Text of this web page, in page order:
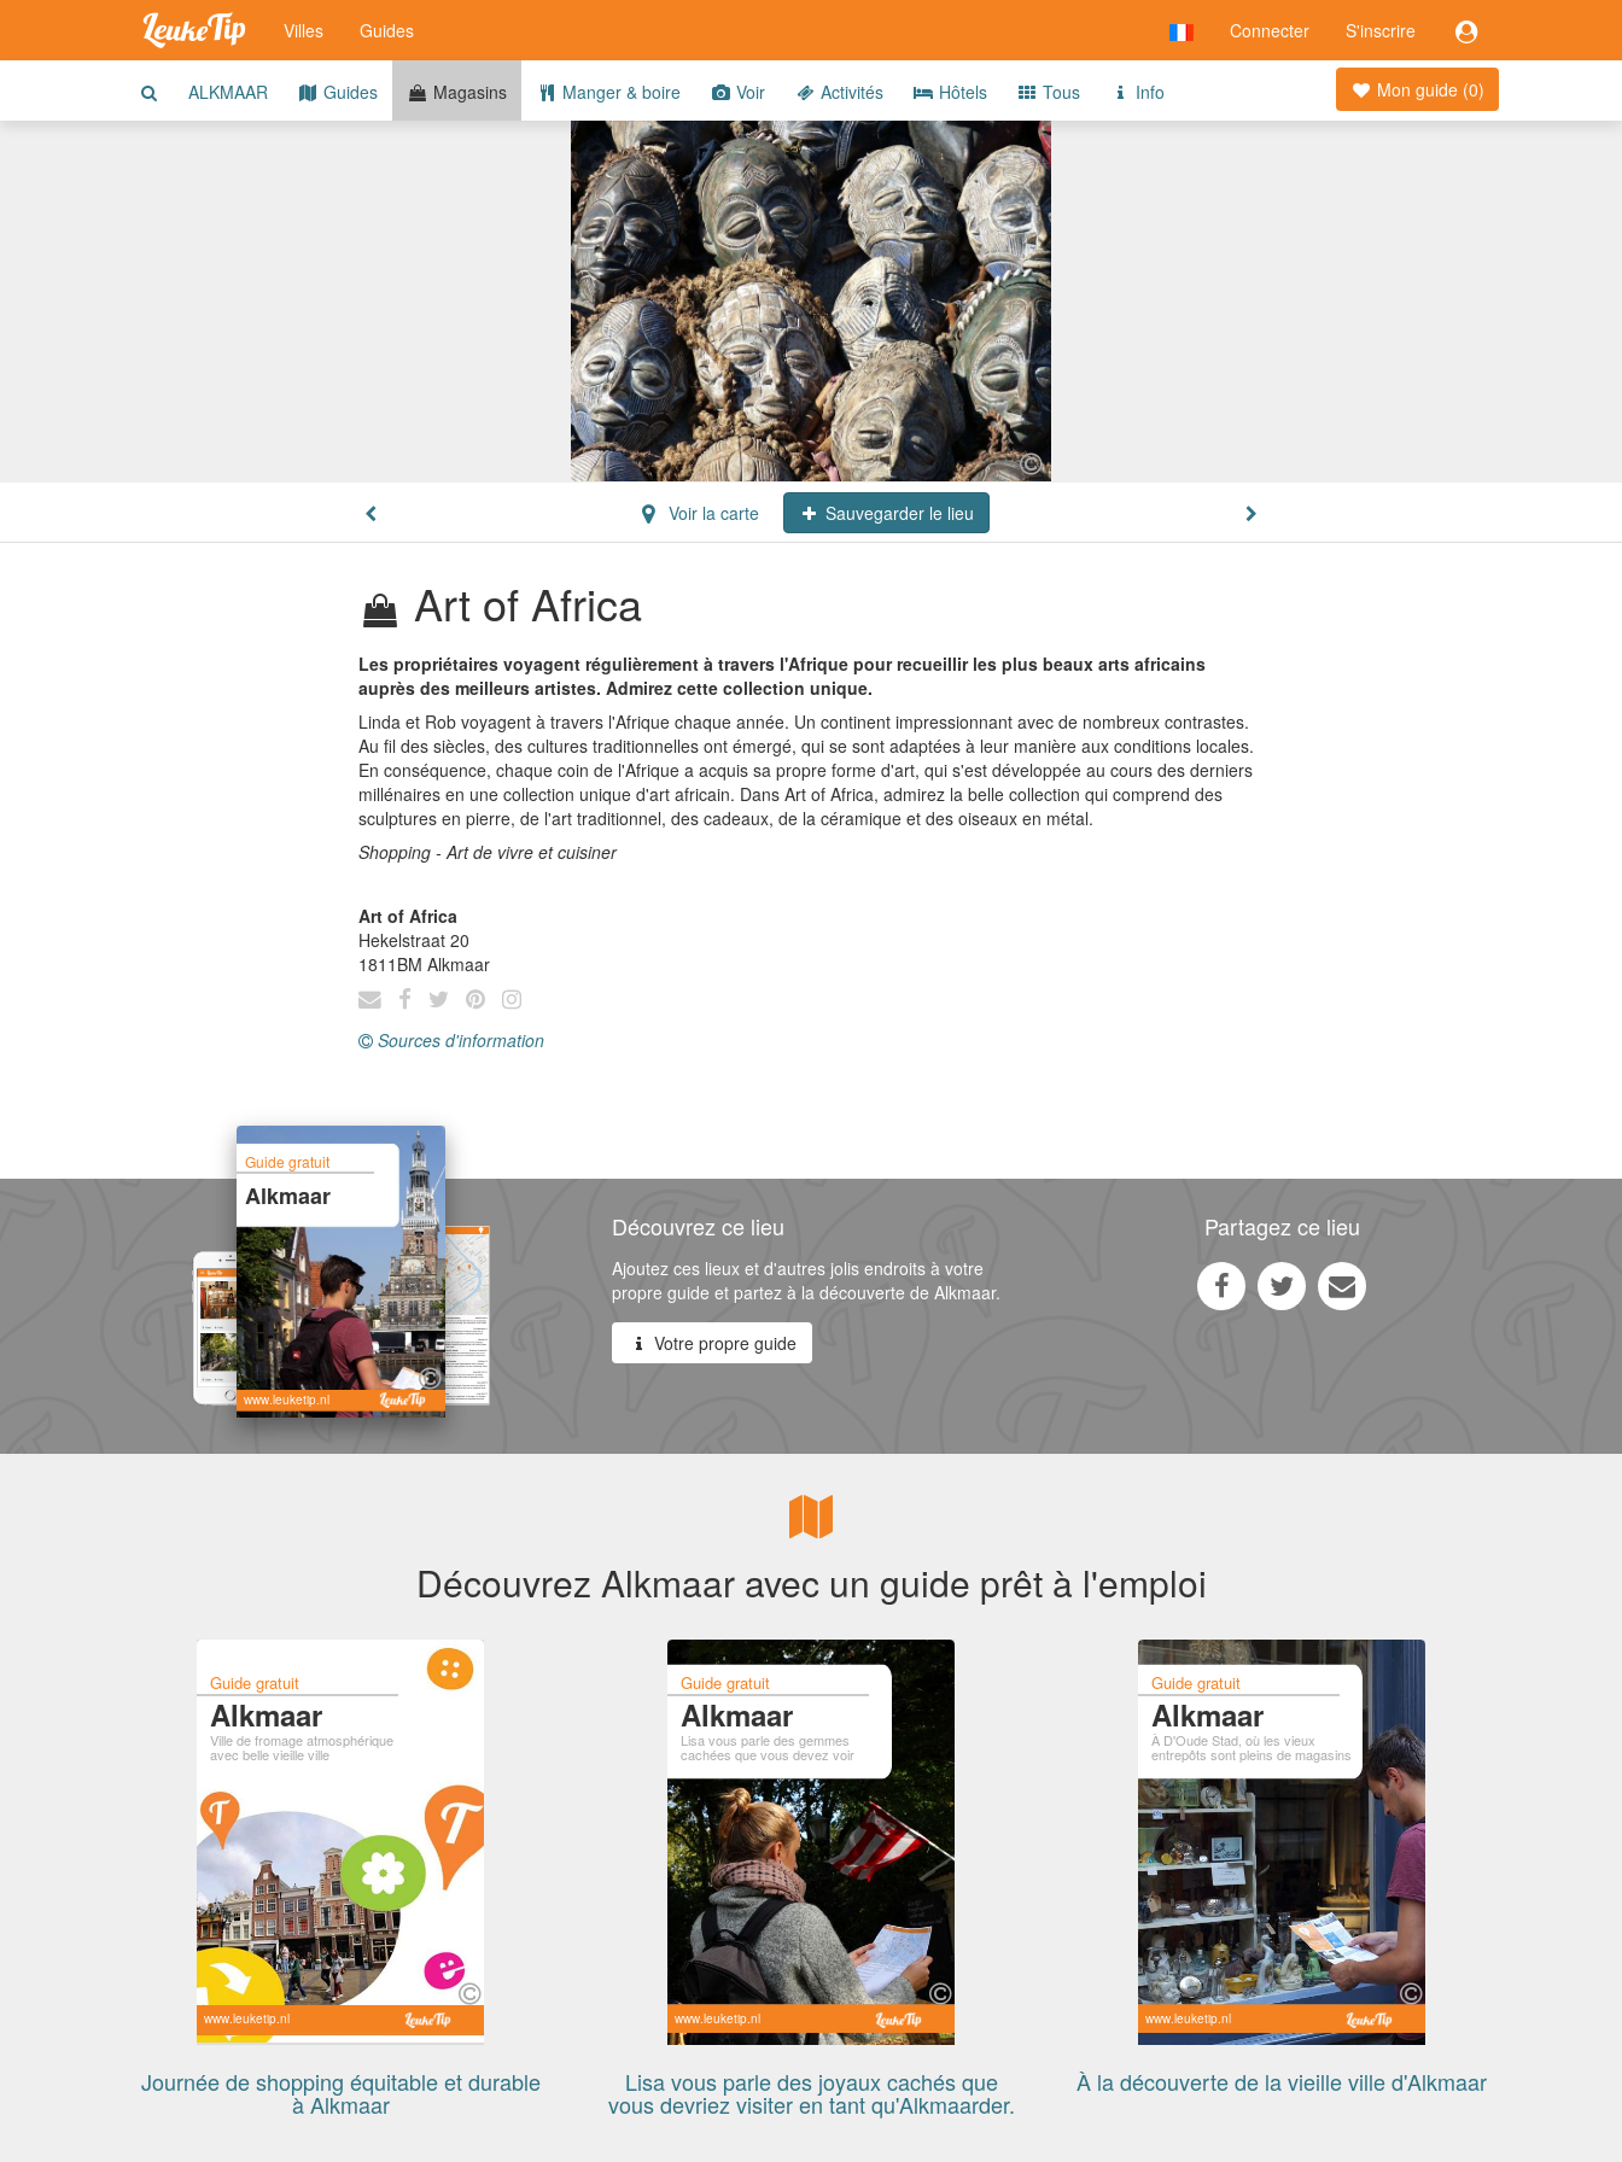
Connecter S'inscrire
Villes Guides
Mon guide (0)
ALKMAAR Guides Magasins Manger & boire Voir Activités Hôtels Tous Info
Voir la carte Sauvegarder le lieu
Art of Africa
Les propriétaires voyagent régulièrement à travers l'Afrique pour recueillir les plus beaux arts africains
auprès des meilleurs artistes. Admirez cette collection unique.
Linda et Rob voyagent à travers l'Afrique chaque année. Un continent impressionnant avec de nombreux contrastes.
Au fil des siècles, des cultures traditionnelles ont émergé, qui se sont adaptées à leur manière aux conditions locales.
En conséquence, chaque coin de l'Afrique a acquis sa propre forme d'art, qui s'est développée au cours des derniers
millénaires en une collection unique d'art africain. Dans Art of Africa, admirez la belle collection qui comprend des
sculptures en pierre, de l'art traditionnel, des cadeaux, de la céramique et des oiseaux en métal.
Shopping - Art de vivre et cuisiner
Art of Africa
Hekelstraat 20
1811BM Alkmaar
Sources d'information
Guide gratuit
Alkmaar
www.leuketip.nl
Découvrez ce lieu
Ajoutez ces lieux et d'autres jolis endroits à votre
propre guide et partez à la découverte de Alkmaar.
Votre propre guide
Partagez ce lieu
Découvrez Alkmaar avec un guide prêt à l'emploi
Guide gratuit
Alkmaar
Ville de fromage atmosphérique
avec belle vieille ville
www.leuketip.nl
Journée de shopping équitable et durable
à Alkmaar
Guide gratuit
Alkmaar
Lisa vous parle des gemmes
cachées que vous devez voir
www.leuketip.nl
Lisa vous parle des joyaux cachés que
vous devriez visiter en tant qu'Alkmaarder.
Guide gratuit
Alkmaar
À D'Oude Stad, où les vieux
entrepôts sont pleins de magasins
www.leuketip.nl
À la découverte de la vieille ville d'Alkmaar